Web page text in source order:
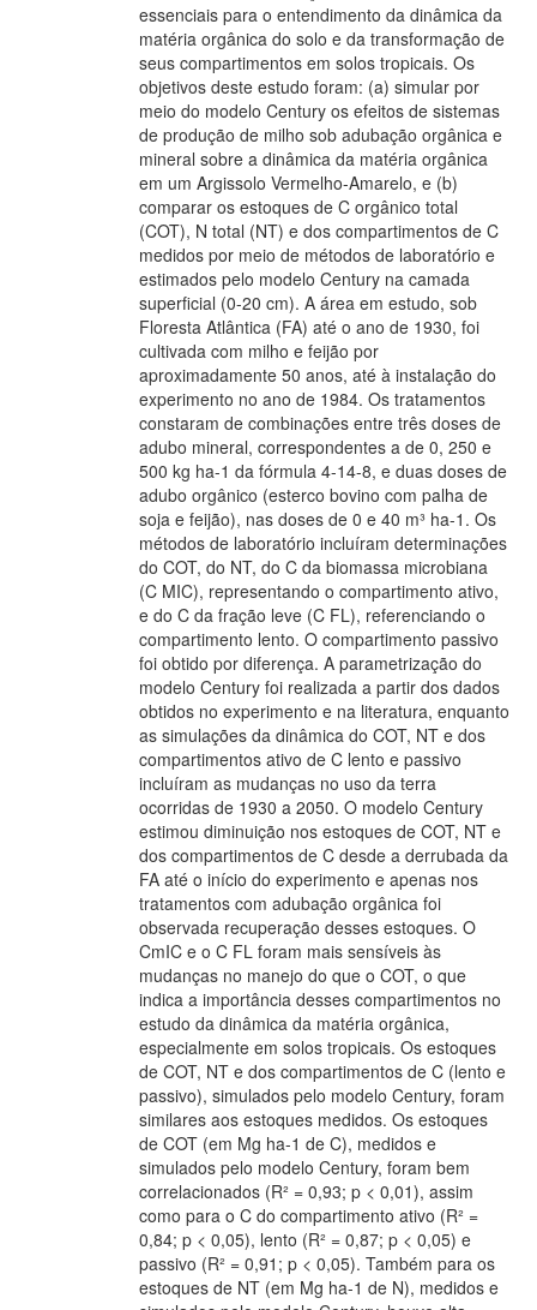
essenciais para o entendimento da dinâmica da
matéria orgânica do solo e da transformação de
seus compartimentos em solos tropicais. Os
objetivos deste estudo foram: (a) simular por
meio do modelo Century os efeitos de sistemas
de produção de milho sob adubação orgânica e
mineral sobre a dinâmica da matéria orgânica
em um Argissolo Vermelho-Amarelo, e (b)
comparar os estoques de C orgânico total
(COT), N total (NT) e dos compartimentos de C
medidos por meio de métodos de laboratório e
estimados pelo modelo Century na camada
superficial (0-20 cm). A área em estudo, sob
Floresta Atlântica (FA) até o ano de 1930, foi
cultivada com milho e feijão por
aproximadamente 50 anos, até à instalação do
experimento no ano de 1984. Os tratamentos
constaram de combinações entre três doses de
adubo mineral, correspondentes a de 0, 250 e
500 kg ha-1 da fórmula 4-14-8, e duas doses de
adubo orgânico (esterco bovino com palha de
soja e feijão), nas doses de 0 e 40 m³ ha-1. Os
métodos de laboratório incluíram determinações
do COT, do NT, do C da biomassa microbiana
(C MIC), representando o compartimento ativo,
e do C da fração leve (C FL), referenciando o
compartimento lento. O compartimento passivo
foi obtido por diferença. A parametrização do
modelo Century foi realizada a partir dos dados
obtidos no experimento e na literatura, enquanto
as simulações da dinâmica do COT, NT e dos
compartimentos ativo de C lento e passivo
incluíram as mudanças no uso da terra
ocorridas de 1930 a 2050. O modelo Century
estimou diminuição nos estoques de COT, NT e
dos compartimentos de C desde a derrubada da
FA até o início do experimento e apenas nos
tratamentos com adubação orgânica foi
observada recuperação desses estoques. O
CmIC e o C FL foram mais sensíveis às
mudanças no manejo do que o COT, o que
indica a importância desses compartimentos no
estudo da dinâmica da matéria orgânica,
especialmente em solos tropicais. Os estoques
de COT, NT e dos compartimentos de C (lento e
passivo), simulados pelo modelo Century, foram
similares aos estoques medidos. Os estoques
de COT (em Mg ha-1 de C), medidos e
simulados pelo modelo Century, foram bem
correlacionados (R² = 0,93; p < 0,01), assim
como para o C do compartimento ativo (R² =
0,84; p < 0,05), lento (R² = 0,87; p < 0,05) e
passivo (R² = 0,91; p < 0,05). Também para os
estoques de NT (em Mg ha-1 de N), medidos e